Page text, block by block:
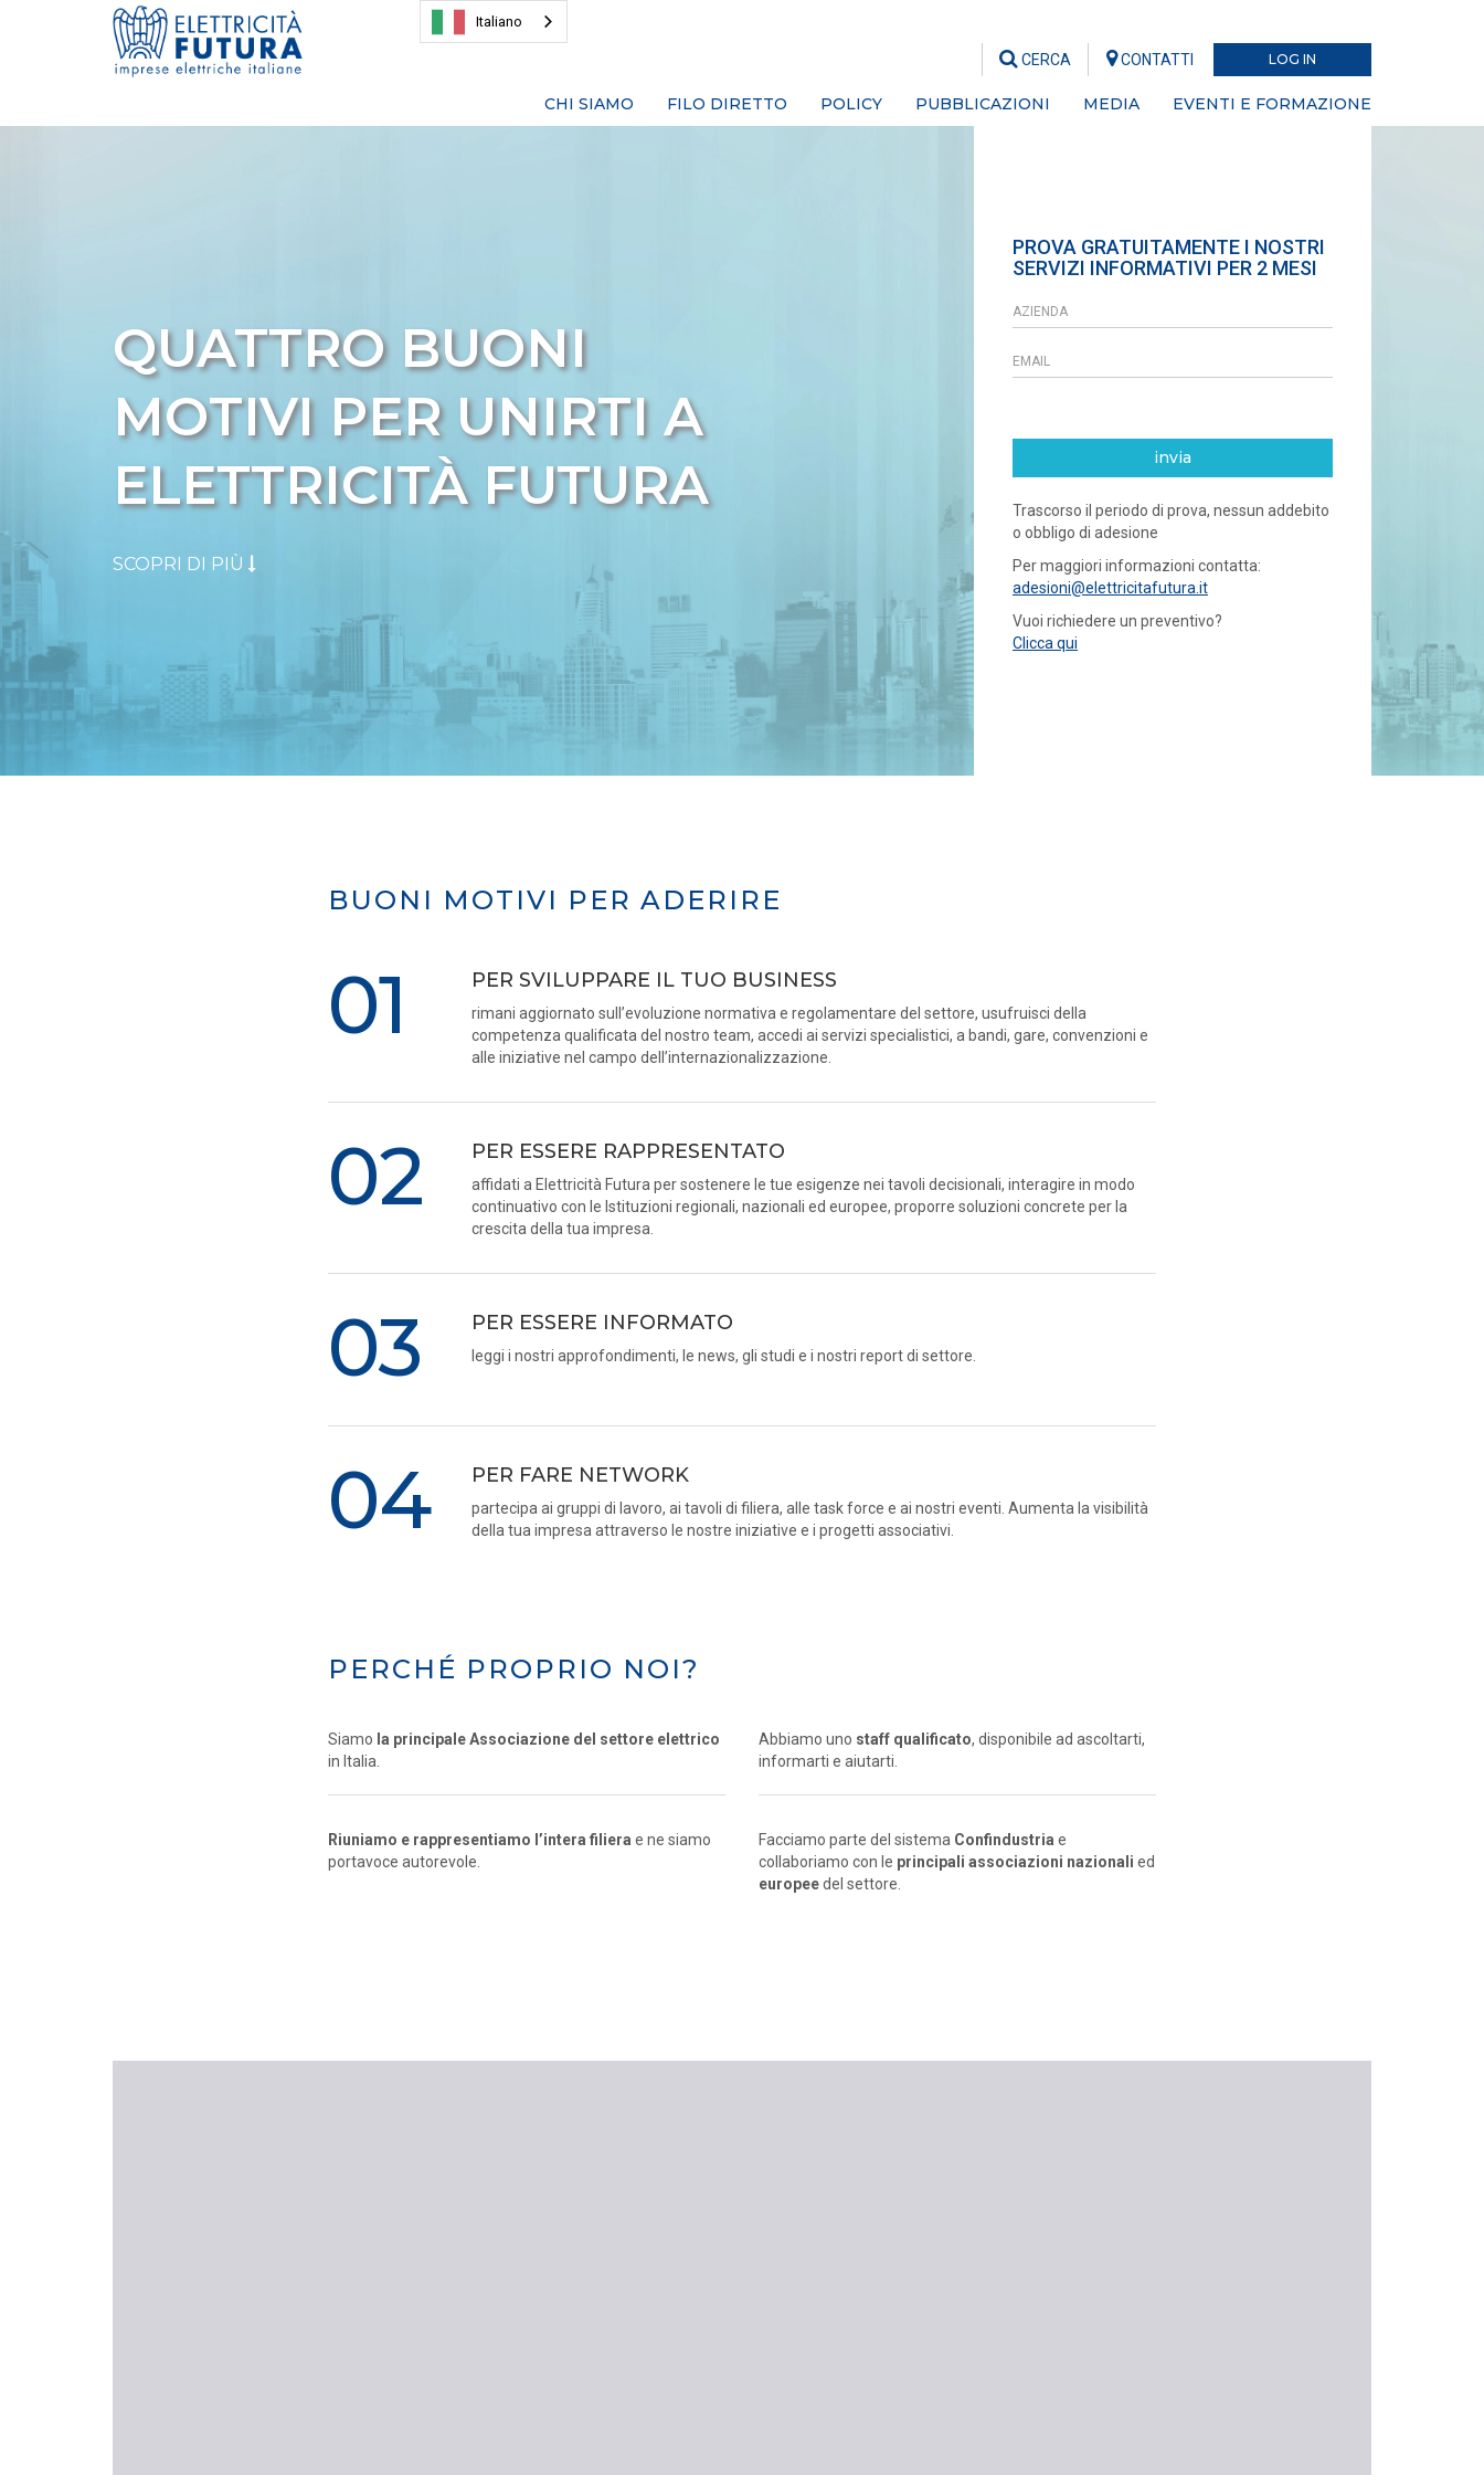
Italiano
LOG IN
CERCA CONTATTI
CHI SIAMO FILO DIRETTO POLICY PUBBLICAZIONI MEDIA EVENTI E FORMAZIONE
QUATTRO BUONI
MOTIVI PER UNIRTI A
ELETTRICITÀ FUTURA
SCOPRI DI PIÙ
PROVA GRATUITAMENTE I NOSTRI
SERVIZI INFORMATIVI PER 2 MESI
invia
Trascorso il periodo di prova, nessun addebito
o obbligo di adesione
Per maggiori informazioni contatta:
adesioni@elettricitafutura.it
Vuoi richiedere un preventivo?
Clicca qui
BUONI MOTIVI PER ADERIRE
01 PER SVILUPPARE IL TUO BUSINESS
rimani aggiornato sull’evoluzione normativa e regolamentare del settore, usufruisci della
competenza qualificata del nostro team, accedi ai servizi specialistici, a bandi, gare, convenzioni e
alle iniziative nel campo dell’internazionalizzazione.
02 PER ESSERE RAPPRESENTATO
affidati a Elettricità Futura per sostenere le tue esigenze nei tavoli decisionali, interagire in modo
continuativo con le Istituzioni regionali, nazionali ed europee, proporre soluzioni concrete per la
crescita della tua impresa.
03 PER ESSERE INFORMATO
leggi i nostri approfondimenti, le news, gli studi e i nostri report di settore.
04 PER FARE NETWORK
partecipa ai gruppi di lavoro, ai tavoli di filiera, alle task force e ai nostri eventi. Aumenta la visibilità
della tua impresa attraverso le nostre iniziative e i progetti associativi.
PERCHÉ PROPRIO NOI?
Siamo la principale Associazione del settore elettrico
in Italia.
Abbiamo uno staff qualificato, disponibile ad ascoltarti,
informarti e aiutarti.
Riuniamo e rappresentiamo l’intera filiera e ne siamo
portavoce autorevole.
Facciamo parte del sistema Confindustria e
collaboriamo con le principali associazioni nazionali ed
europeedel settore.